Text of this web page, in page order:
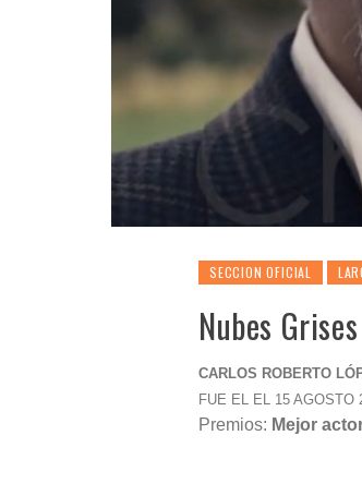
SECCION OFICIAL
Nubes
CARLOS ROBERTO
FUE EL EL 15 AGOSTO
Premios: Mejor